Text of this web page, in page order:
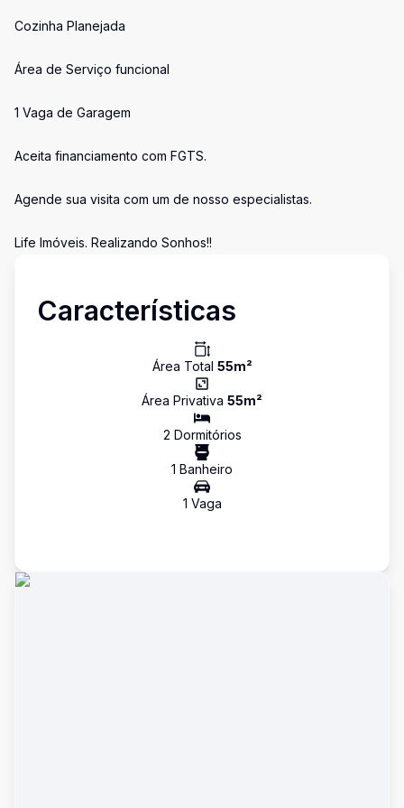
Cozinha Planejada
Área de Serviço funcional
1 Vaga de Garagem
Aceita financiamento com FGTS.
Agende sua visita com um de nosso especialistas.
Life Imóveis. Realizando Sonhos!!
Características
Área Total 55m²
Área Privativa 55m²
2 Dormitórios
1 Banheiro
1 Vaga